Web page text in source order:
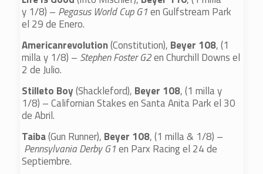
y 1/8) – Pegasus World Cup G1en Gulfstream Park
el 29 de Enero.
Americanrevolution(Constitution), Beyer 108, (1
milla y 1/8) – Stephen Foster G2en Churchill Downs el
2 de Julio.
Stilleto Boy(Shackleford), Beyer 108, (1 milla y
1/8) – Californian Stakes en Santa Anita Park el 30
de Abril.
Taiba(Gun Runner), Beyer 108, (1 milla & 1/8) –
Pennsylvania Derby G1en Parx Racing el 24 de
Septiembre.